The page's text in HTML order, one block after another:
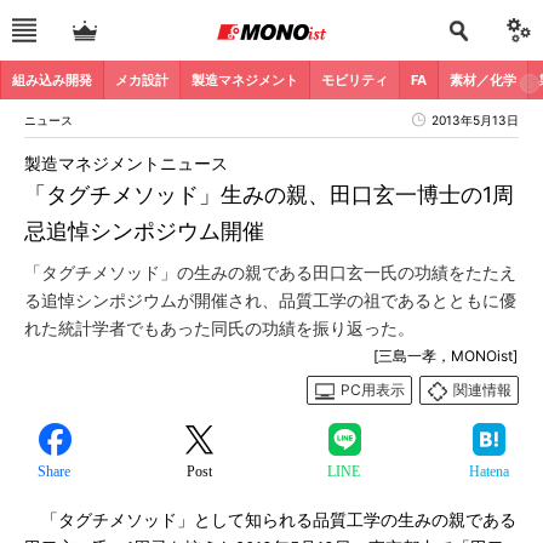
組み込み開発 メカ設計 製造マネジメント モビリティ FA 素材／化学
ニュース 2013年5月13日
「タグチメソッド」生みの親、田口玄一博士の1周
忌追悼シンポジウム開催
製造マネジメントニュース
「タグチメソッド」の生みの親である田口玄一氏の功績をたたえ
る追悼シンポジウムが開催され、品質工学の祖であるとともに優
れた統計学者でもあった同氏の功績を振り返った。
[三島一孝，MONOist]
PC用表示
関連情報
Share Post LINE Hatena
「タグチメソッド」として知られる品質工学の生みの親である